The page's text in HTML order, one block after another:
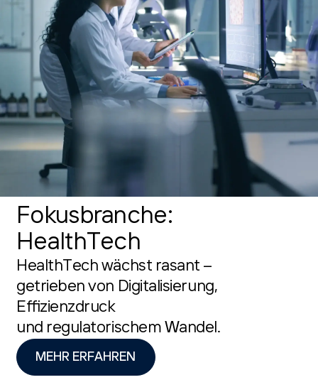
Fokusbranche:
HealthTech
HealthTech wächst rasant –
getrieben von Digitalisierung,
Effizienzdruck
und regulatorischem Wandel.
MEHR ERFAHREN